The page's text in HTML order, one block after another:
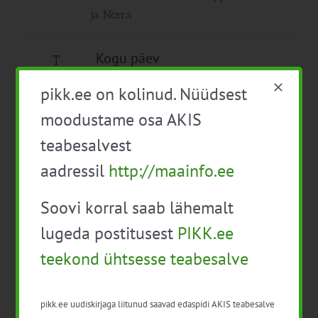
ja Norra
T Kogu päev
Mahelambakasvatuse õppereis Rootsi
ja Norra
kasutaja täienduskoolitus (12 t)
08:00 alates
Õppereis Ida-Eestisse “Innovatsioon,
tootearendus ja teaduskoostöö
09:00 alates
pikk.ee on kolinud. Nüüdsest
moodustame osa AKIS
teabesalvest
aadressil http://maainfo.ee
Soovi korral saab lähemalt
lugeda postitusest PIKK.ee
teekond ühtsesse teabesalve
pikk.ee uudiskirjaga liitunud saavad edaspidi AKIS teabesalve